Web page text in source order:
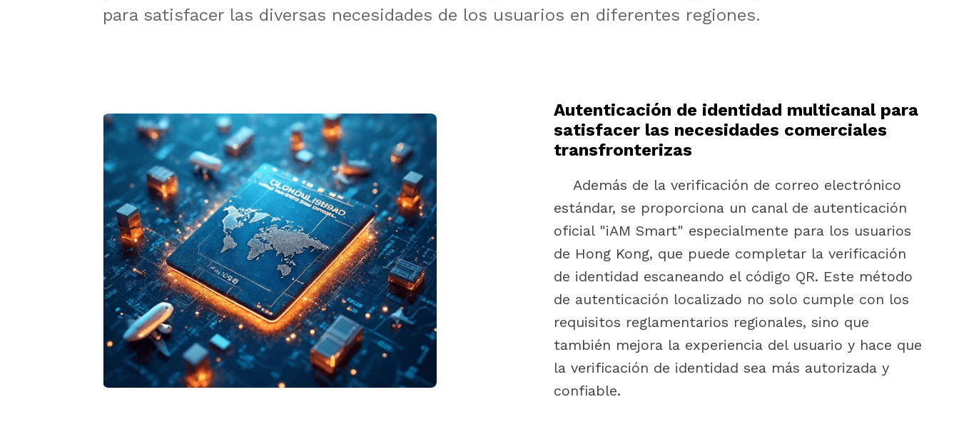
para satisfacer las diversas necesidades de los usuarios en diferentes regiones.
Autenticación de identidad multicanal para
satisfacer las necesidades comerciales
transfronterizas
Además de la verificación de correo electrónico
estándar, se proporciona un canal de autenticación
oficial "iAM Smart" especialmente para los usuarios
de Hong Kong, que puede completar la verificación
de identidad escaneando el código QR. Este método
de autenticación localizado no solo cumple con los
requisitos reglamentarios regionales, sino que
también mejora la experiencia del usuario y hace que
la verificación de identidad sea más autorizada y
confiable.